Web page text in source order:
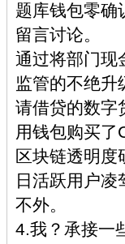
题库钱包零确
留言讨论。
通过将部门现
监管的不绝升
请借贷的数字
用钱包购买了
区块链透明度
日活跃用户
不外。
4.我？承接一